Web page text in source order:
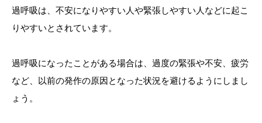
過呼吸は、不安になりやすい人や緊張しやすい人などに起こ
りやすいとされています。
過呼吸になったことがある場合は、過度の緊張や不安、疲労
など、以前の発作の原因となった状況を避けるようにしまし
ょう。